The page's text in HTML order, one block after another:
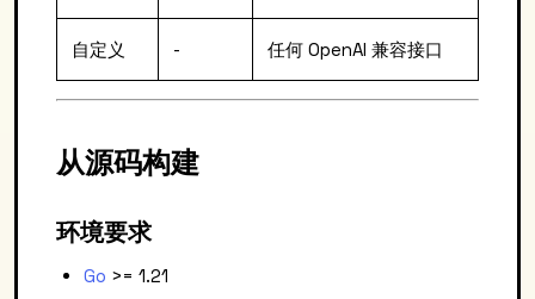
自定义 - 任何 OpenAI 兼容接口
从源码构建
环境要求
Go >= 1.21